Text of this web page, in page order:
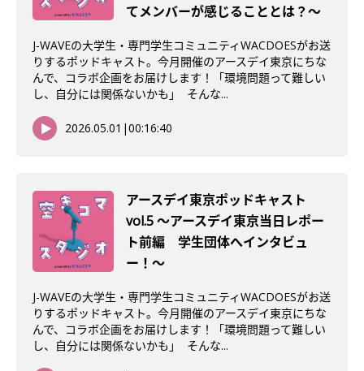
てメンバーが感じることとは？〜
J-WAVEの大学生・専門学生コミュニティWACDOESがお送
りするポッドキャスト。今月開催のアースデイ東京にちな
んで、コラボ企画をお届けします！「環境問題って難しい
し、自分には関係ないかも」 そんな...
2026.05.01 |00:16:40
アースデイ東京ポッドキャスト
vol.5 〜アースデイ東京当日レポー
ト前編 学生団体へインタビュ
ー！〜
J-WAVEの大学生・専門学生コミュニティWACDOESがお送
りするポッドキャスト。今月開催のアースデイ東京にちな
んで、コラボ企画をお届けします！「環境問題って難しい
し、自分には関係ないかも」 そんな...